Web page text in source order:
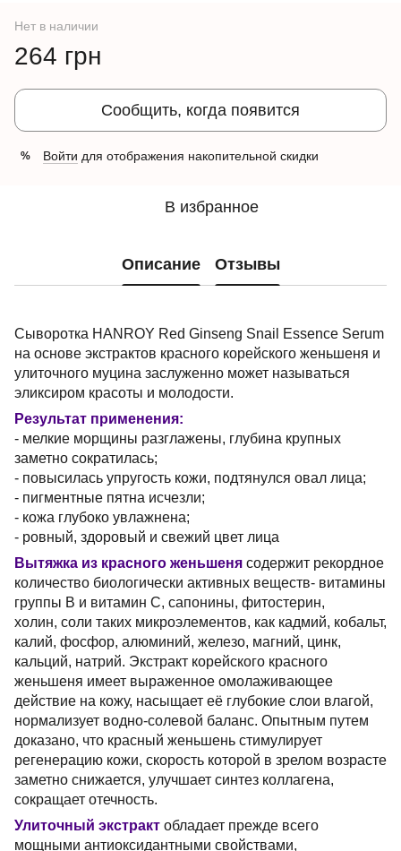
Нет в наличии
264 грн
Сообщить, когда появится
% Войти для отображения накопительной скидки
В избранное
Описание Отзывы
Сыворотка HANROY Red Ginseng Snail Essence Serum
на основе экстрактов красного корейского женьшеня и
улиточного муцина заслуженно может называться
эликсиром красоты и молодости.
Результат применения:
- мелкие морщины разглажены, глубина крупных
заметно сократилась;
- повысилась упругость кожи, подтянулся овал лица;
- пигментные пятна исчезли;
- кожа глубоко увлажнена;
- ровный, здоровый и свежий цвет лица
Вытяжка из красного женьшеня содержит рекордное
количество биологически активных веществ- витамины
группы В и витамин С, сапонины, фитостерин,
холин, соли таких микроэлементов, как кадмий, кобальт,
калий, фосфор, алюминий, железо, магний, цинк,
кальций, натрий. Экстракт корейского красного
женьшеня имеет выраженное омолаживающее
действие на кожу, насыщает её глубокие слои влагой,
нормализует водно-солевой баланс. Опытным путем
доказано, что красный женьшень стимулирует
регенерацию кожи, скорость которой в зрелом возрасте
заметно снижается, улучшает синтез коллагена,
сокращает отечность.
Улиточный экстракт обладает прежде всего
мощными антиоксидантными свойствами,